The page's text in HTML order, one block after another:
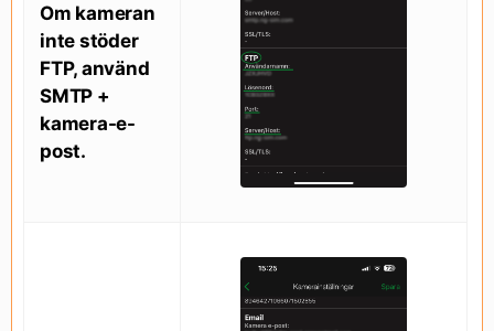
Om kameran
inte stöder
FTP, använd
SMTP +
kamera-e-
post.